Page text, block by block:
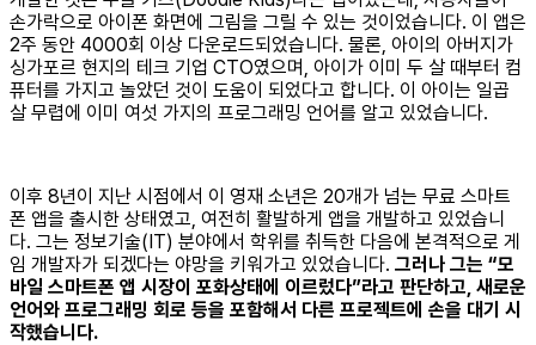
손가락으로 아이폰 화면에 그림을 그릴 수 있는 것이었습니다. 이 앱은
2주 동안 4000회 이상 다운로드되었습니다. 물론, 아이의 아버지가
싱가포르 현지의 테크 기업 CTO였으며, 아이가 이미 두 살 때부터 컴
퓨터를 가지고 놀았던 것이 도움이 되었다고 합니다. 이 아이는 일곱
살 무렵에 이미 여섯 가지의 프로그래밍 언어를 알고 있었습니다.
이후 8년이 지난 시점에서 이 영재 소년은 20개가 넘는 무료 스마트
폰 앱을 출시한 상태였고, 여전히 활발하게 앱을 개발하고 있었습니
다. 그는 정보기술(IT) 분야에서 학위를 취득한 다음에 본격적으로 게
임 개발자가 되겠다는 야망을 키워가고 있었습니다. 그러나 그는 “모
바일 스마트폰 앱 시장이 포화상태에 이르렀다”라고 판단하고, 새로운
언어와 프로그래밍 회로 등을 포함해서 다른 프로젝트에 손을 대기 시
작했습니다.